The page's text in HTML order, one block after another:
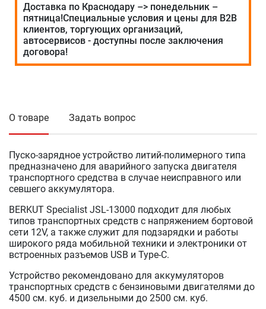
Доставка по Краснодару –> понедельник –
пятница!Специальные условия и цены для В2В
клиентов, торгующих организаций,
автосервисов - доступны после заключения
договора!
О товаре Задать вопрос
Пуско-зарядное устройство литий-полимерного типа
предназначено для аварийного запуска двигателя
транспортного средства в случае неисправного или
севшего аккумулятора.
BERKUT Specialist JSL-13000 подходит для любых
типов транспортных средств с напряжением бортовой
сети 12V, а также служит для подзарядки и работы
широкого ряда мобильной техники и электроники от
встроенных разъемов USB и Type-C.
Устройство рекомендовано для аккумуляторов
транспортных средств с бензиновыми двигателями до
4500 см. куб. и дизельными до 2500 см. куб.